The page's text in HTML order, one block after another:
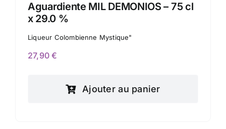
Aguardiente MIL DEMONIOS – 75 cl
x 29.0 %
Liqueur Colombienne Mystique"
27,90€
Ajouter au panier